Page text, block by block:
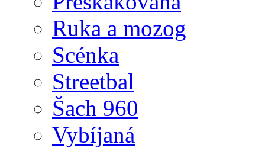
Ruka a mozog
Scénka
Streetbal
Šach 960
Vybíjaná